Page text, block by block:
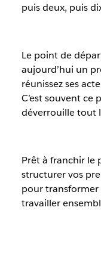
puis deux, puis
Le point de
aujourd’hui un
réunissez ses
C’est souvent ce
déverrouille tout
Prêt à franchir le
structurer vos
pour
travailler